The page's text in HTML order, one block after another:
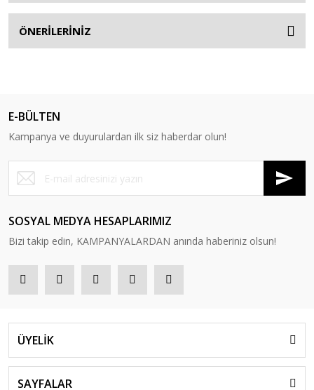
ÖNERİLERİNİZ
E-BÜLTEN
Kampanya ve duyurulardan ilk siz haberdar olun!
SOSYAL MEDYA HESAPLARIMIZ
Bizi takip edin, KAMPANYALARDAN anında haberiniz olsun!
ÜYELİK
SAYFALAR